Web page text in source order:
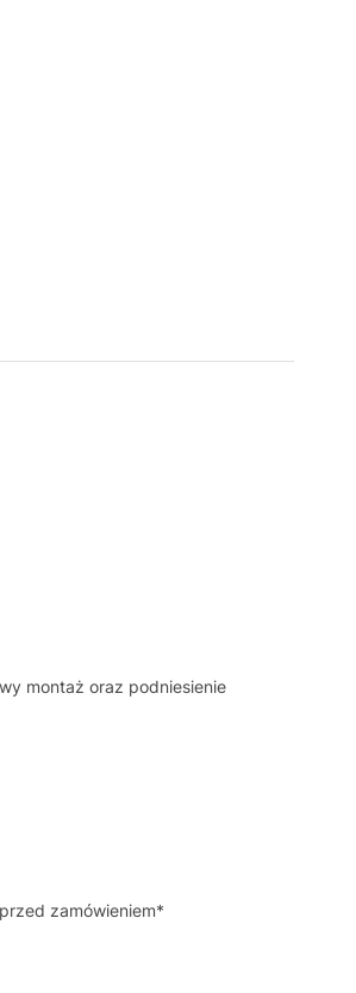
montaż oraz podniesienie
przed zamówieniem*